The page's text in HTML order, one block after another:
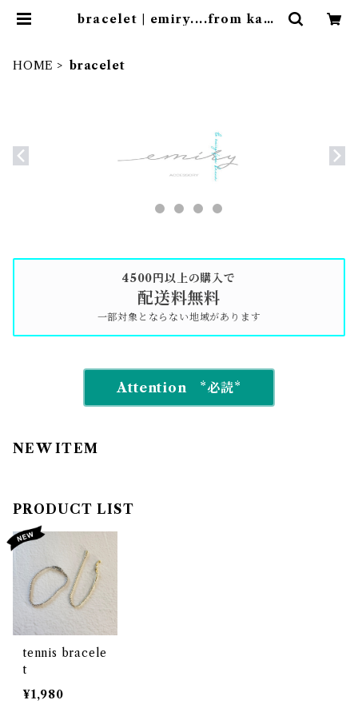
bracelet | emiry....from kann
HOME bracelet
4500円以上の購入で
配送料無料
一部対象とならない地域があります
Attention *必読*
NEW ITEM
PRODUCT LIST
tennis bracele
t
¥1,980